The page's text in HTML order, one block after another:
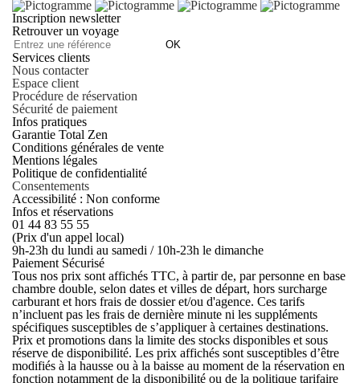
Inscription newsletter
Retrouver un voyage
OK
Services clients
Nous contacter
Espace client
Procédure de réservation
Sécurité de paiement
Infos pratiques
Garantie Total Zen
Conditions générales de vente
Mentions légales
Politique de confidentialité
Consentements
Accessibilité : Non conforme
Infos et réservations
01 44 83 55 55
(Prix d'un appel local)
9h-23h du lundi au samedi / 10h-23h le dimanche
Paiement Sécurisé
Tous nos prix sont affichés TTC, à partir de, par personne en base
chambre double, selon dates et villes de départ, hors surcharge
carburant et hors frais de dossier et/ou d'agence. Ces tarifs
n’incluent pas les frais de dernière minute ni les suppléments
spécifiques susceptibles de s’appliquer à certaines destinations.
Prix et promotions dans la limite des stocks disponibles et sous
réserve de disponibilité. Les prix affichés sont susceptibles d’être
modifiés à la hausse ou à la baisse au moment de la réservation en
fonction notamment de la disponibilité ou de la politique tarifaire